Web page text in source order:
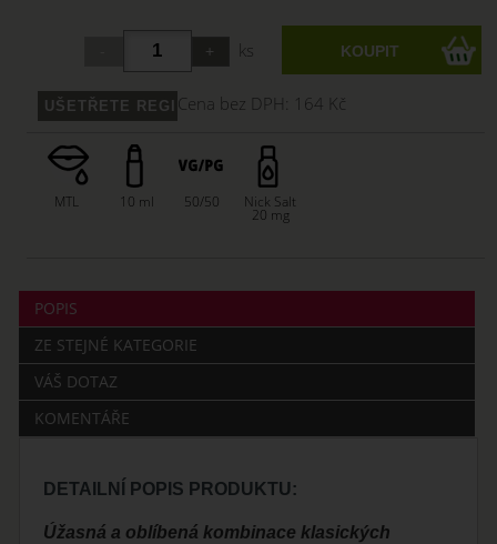
ks
Cena bez DPH: 164 Kč
MTL 10 ml 50/50 Nick Salt
20 mg
POPIS
ZE STEJNÉ KATEGORIE
VÁŠ DOTAZ
KOMENTÁŘE
DETAILNÍ POPIS PRODUKTU:
Úžasná a oblíbená kombinace klasických